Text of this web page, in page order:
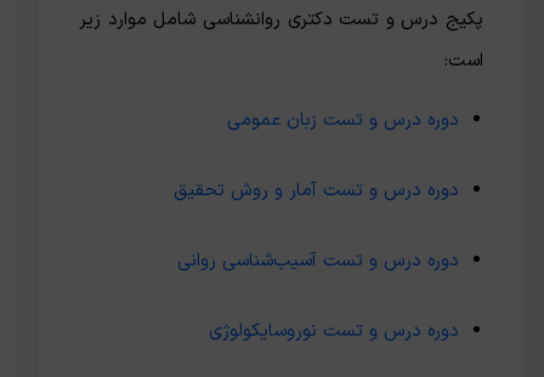
پکیج درس و تست دکتری روانشناسی شامل موارد زیر
است:
دوره درس و تست زبان عمومی
دوره درس و تست آمار و روش تحقیق
دوره درس و تست آسیب‌شناسی روانی
دوره درس و تست نوروسایکولوژی